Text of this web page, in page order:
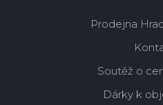
Prodejna
Soutěž o
Dárky k